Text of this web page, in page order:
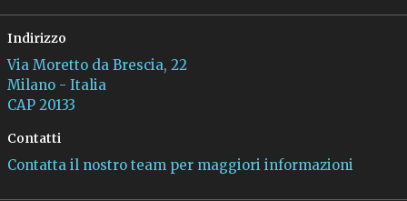
Indirizzo
Via Moretto da Brescia, 22
Milano - Italia
CAP 20133
Contatti
Contatta il nostro team per maggiori informazioni